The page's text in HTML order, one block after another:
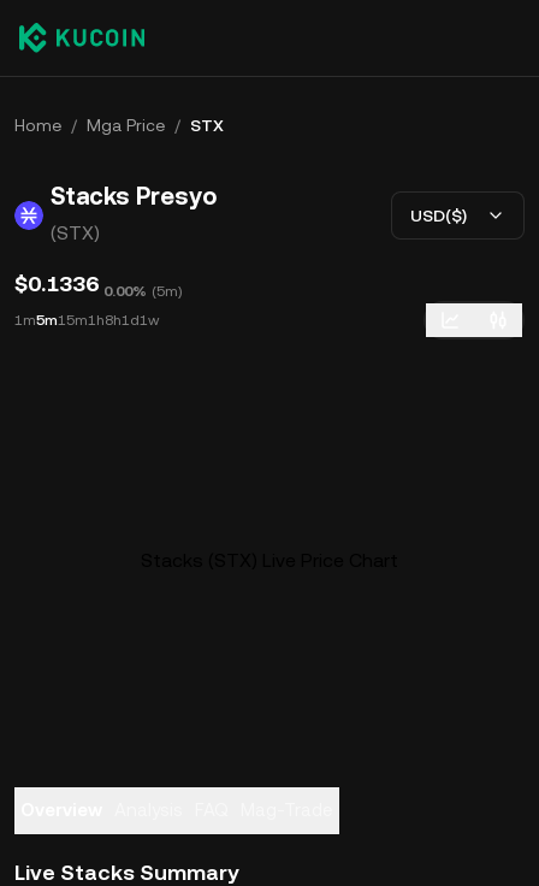
Home / Mga Price / STX
Stacks Presyo
(STX)
USD($)
$0.1336 0.00% (5m)
1m5m15m1h8h1d1w
Live Stacks Summary